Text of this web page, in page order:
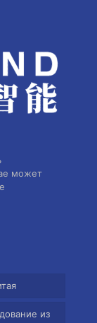
может
из